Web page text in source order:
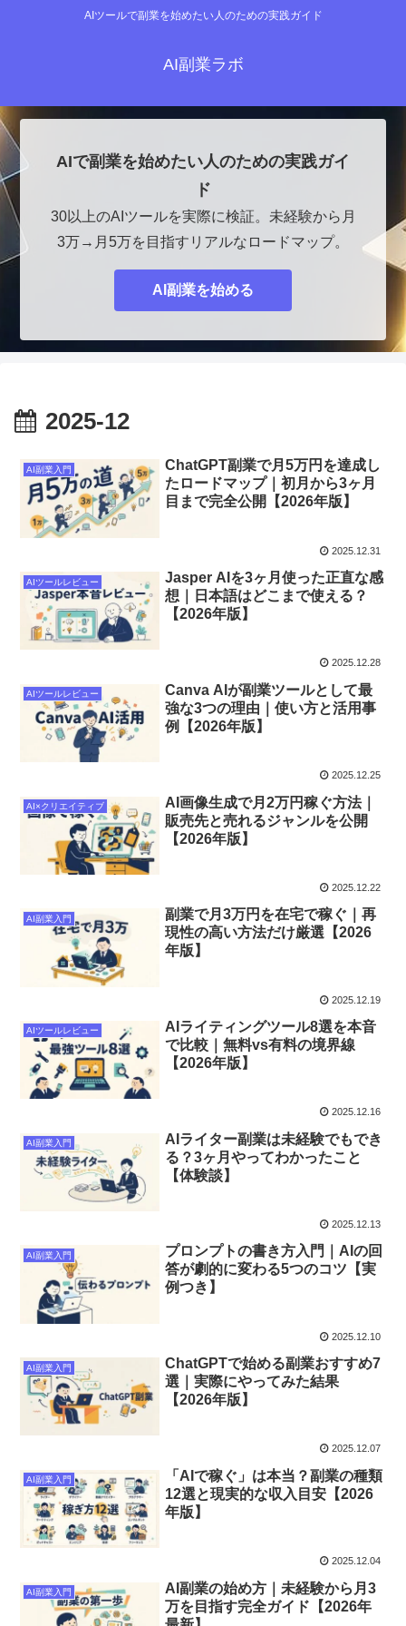
AIツールで副業を始めたい人のための実践ガイド
AI副業ラボ
AIで副業を始めたい人のための実践ガイ
ド
30以上のAIツールを実際に検証。未経験から月
3万→月5万を目指すリアルなロードマップ。
AI副業を始める
2025-12
AI副業入門
ChatGPT副業で月5万円を達成し
たロードマップ｜初月から3ヶ月
目まで完全公開【2026年版】
2025.12.31
AIツールレビュー
Jasper AIを3ヶ月使った正直な感
想｜日本語はどこまで使える？
【2026年版】
2025.12.28
AIツールレビュー
Canva AIが副業ツールとして最
強な3つの理由｜使い方と活用事
例【2026年版】
2025.12.25
AI×クリエイティブ
AI画像生成で月2万円稼ぐ方法｜
販売先と売れるジャンルを公開
【2026年版】
2025.12.22
AI副業入門
副業で月3万円を在宅で稼ぐ｜再
現性の高い方法だけ厳選【2026
年版】
2025.12.19
AIツールレビュー
AIライティングツール8選を本音
で比較｜無料vs有料の境界線
【2026年版】
2025.12.16
AI副業入門
AIライター副業は未経験でもでき
る？3ヶ月やってわかったこと
【体験談】
2025.12.13
AI副業入門
プロンプトの書き方入門｜AIの回
答が劇的に変わる5つのコツ【実
例つき】
2025.12.10
AI副業入門
ChatGPTで始める副業おすすめ7
選｜実際にやってみた結果
【2026年版】
2025.12.07
AI副業入門
「AIで稼ぐ」は本当？副業の種類
12選と現実的な収入目安【2026
年版】
2025.12.04
AI副業入門
AI副業の始め方｜未経験から月3
万を目指す完全ガイド【2026年